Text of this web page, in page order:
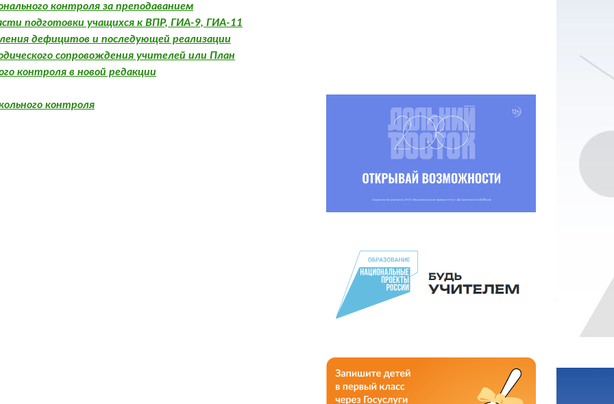
контроля за преподаванием
подготовки учащихся к ВПР, ГИА-9, ГИА-11
дефицитов и последующей реализации
сопровождения учителей или План
контроля в новой редакции
контроля